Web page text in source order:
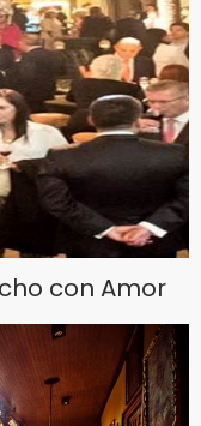
con Amor